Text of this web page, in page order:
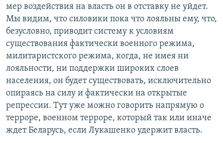
мер воздействия на власть он в отставку не уйдет.
Мы видим, что силовики пока что лояльны ему, что,
безусловно, приводит систему к условиям
существования фактически военного режима,
милитаристского режима, когда, не имея ни
лояльности, ни поддержки широких слоев
населения, он будет существовать, исключительно
опираясь на силу и фактически на открытые
репрессии. Тут уже можно говорить напрямую о
терроре, военном терроре, который так или иначе
ждет Беларусь, если Лукашенко удержит власть.